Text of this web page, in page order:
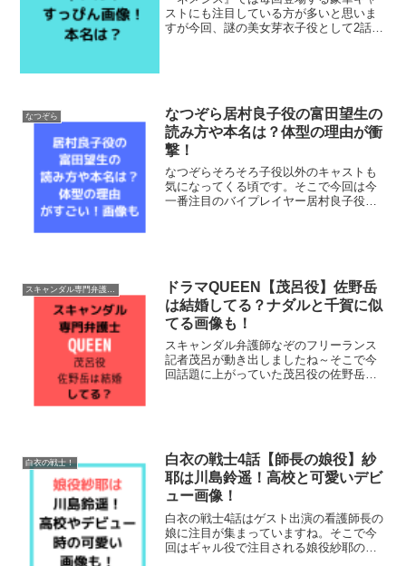
ストにも注目している方が多いと思いま
すが今回、謎の美女芽衣子役として2話か
なつぞら
なつぞら居村良子役の富田望生の
読み方や本名は？体型の理由が衝
撃！
なつぞらそろそろ子役以外のキャストも
気になってくる頃です。そこで今回は今
一番注目のバイプレイヤー居村良子役の
ドラマQUEEN【茂呂役】佐野岳
は結婚してる？ナダルと千賀に似
てる画像も！
スキャンダル弁護師なぞのフリーランス
記者茂呂が動き出しましたね～そこで今
回話題に上がっていた茂呂役の佐野岳に
白衣の戦士！
白衣の戦士4話【師長の娘役】紗
耶は川島鈴遥！高校と可愛いデビ
ュー画像！
白衣の戦士4話はゲスト出演の看護師長の
娘に注目が集まっていますね。そこで今
回はギャル役で注目される娘役紗耶の川